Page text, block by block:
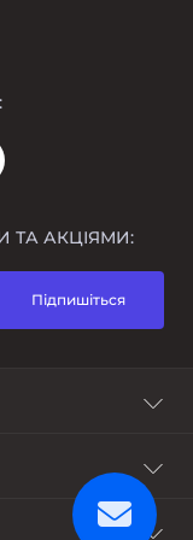
ТА АКЦІЯМИ:
Підпишіться
область